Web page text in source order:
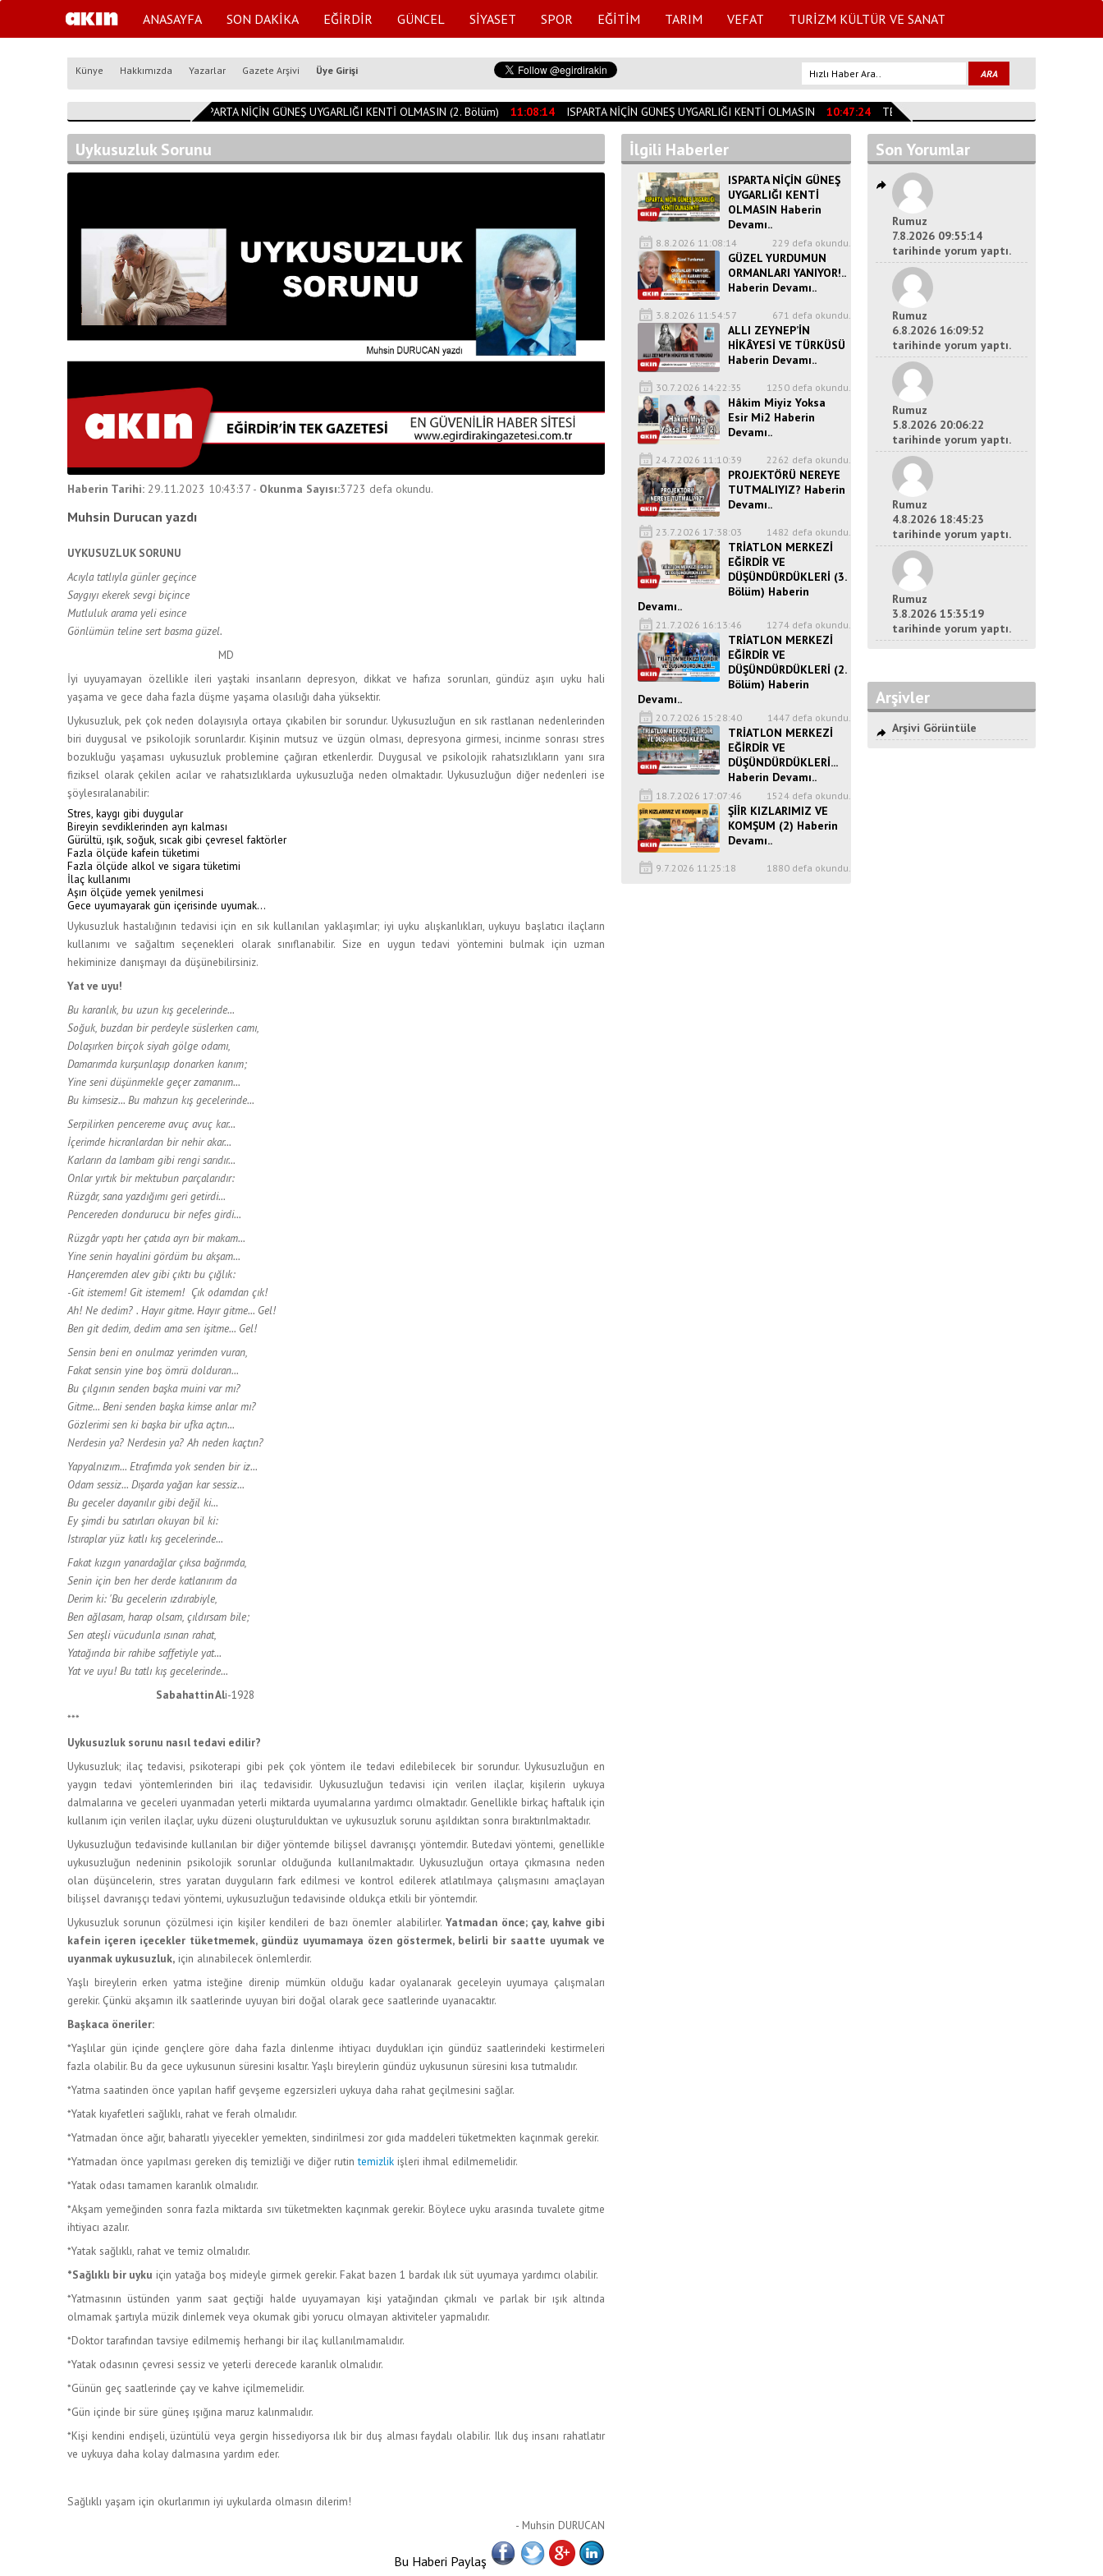
ANASAYFA SON DAKİKA EĞİRDİR GÜNCEL SİYASET SPOR EĞİTİM TARIM VEFAT TURİZM KÜLTÜR VE SANAT
Künye Hakkımızda Yazarlar Gazete Arşivi Üye Girişi
ISPARTA NİÇİN GÜNEŞ UYGARLIĞI KENTİ OLMASIN (2. Bölüm) 11:08:14 ISPARTA NİÇİN GÜNEŞ UYGARLIĞI KENTİ OLMASIN 10:47:24 TESLİME TAŞAN VEFAT ETTİ
Uykusuzluk Sorunu
Haberin Tarihi: 29.11.2023 10:43:37 - Okunma Sayısı:3723 defa okundu.
Muhsin Durucan yazdı
UYKUSUZLUK SORUNU
Acıyla tatlıyla günler geçince
Saygıyı ekerek sevgi biçince
Mutluluk arama yeli esince
Gönlümün teline sert basma güzel.
MD
İyi uyuyamayan özellikle ileri yaştaki insanların depresyon, dikkat ve hafıza sorunları, gündüz aşırı uyku hali
yaşama ve gece daha fazla düşme yaşama olasılığı daha yüksektir.
Uykusuzluk, pek çok neden dolayısıyla ortaya çıkabilen bir sorundur. Uykusuzluğun en sık rastlanan nedenlerinden
biri duygusal ve psikolojik sorunlardır. Kişinin mutsuz ve üzgün olması, depresyona girmesi, incinme sonrası stres
bozukluğu yaşaması uykusuzluk problemine çağıran etkenlerdir. Duygusal ve psikolojik rahatsızlıkların yanı sıra
fiziksel olarak çekilen acılar ve rahatsızlıklarda uykusuzluğa neden olmaktadır. Uykusuzluğun diğer nedenleri ise
şöylesıralanabilir:
Stres, kaygı gibi duygular
Bireyin sevdiklerinden ayrı kalması
Gürültü, ışık, soğuk, sıcak gibi çevresel faktörler
Fazla ölçüde kafein tüketimi
Fazla ölçüde alkol ve sigara tüketimi
İlaç kullanımı
Aşırı ölçüde yemek yenilmesi
Gece uyumayarak gün içerisinde uyumak…
Uykusuzluk hastalığının tedavisi için en sık kullanılan yaklaşımlar; iyi uyku alışkanlıkları, uykuyu başlatıcı ilaçların
kullanımı ve sağaltım seçenekleri olarak sınıflanabilir. Size en uygun tedavi yöntemini bulmak için uzman
hekiminize danışmayı da düşünebilirsiniz.
Yat ve uyu!
Bu karanlık, bu uzun kış gecelerinde...
Soğuk, buzdan bir perdeyle süslerken camı,
Dolaşırken birçok siyah gölge odamı,
Damarımda kurşunlaşıp donarken kanım;
Yine seni düşünmekle geçer zamanım...
Bu kimsesiz... Bu mahzun kış gecelerinde...
Serpilirken pencereme avuç avuç kar...
İçerimde hicranlardan bir nehir akar...
Karların da lambam gibi rengi sarıdır...
Onlar yırtık bir mektubun parçalarıdır:
Rüzgâr, sana yazdığımı geri getirdi...
Pencereden dondurucu bir nefes girdi...
Rüzgâr yaptı her çatıda ayrı bir makam...
Yine senin hayalini gördüm bu akşam...
Hançeremden alev gibi çıktı bu çığlık:
-Git istemem! Git istemem! Çık odamdan çık!
Ah! Ne dedim? . Hayır gitme. Hayır gitme... Gel!
Ben git dedim, dedim ama sen işitme... Gel!
Sensin beni en onulmaz yerimden vuran,
Fakat sensin yine boş ömrü dolduran...
Bu çılgının senden başka muini var mı?
Gitme... Beni senden başka kimse anlar mı?
Gözlerimi sen ki başka bir ufka açtın...
Nerdesin ya? Nerdesin ya? Ah neden kaçtın?
Yapyalnızım... Etrafımda yok senden bir iz...
Odam sessiz... Dışarda yağan kar sessiz...
Bu geceler dayanılır gibi değil ki...
Ey şimdi bu satırları okuyan bil ki:
Istıraplar yüz katlı kış gecelerinde...
Fakat kızgın yanardağlar çıksa bağrımda,
Senin için ben her derde katlanırım da
Derim ki: 'Bu gecelerin ızdırabiyle,
Ben ağlasam, harap olsam, çıldırsam bile;
Sen ateşli vücudunla ısınan rahat,
Yatağında bir rahibe saffetiyle yat...
Yat ve uyu! Bu tatlı kış gecelerinde...
Sabahattin Ali-1928
***
Uykusuzluk sorunu nasıl tedavi edilir?
Uykusuzluk; ilaç tedavisi, psikoterapi gibi pek çok yöntem ile tedavi edilebilecek bir sorundur. Uykusuzluğun en
yaygın tedavi yöntemlerinden biri ilaç tedavisidir. Uykusuzluğun tedavisi için verilen ilaçlar, kişilerin uykuya
dalmalarına ve geceleri uyanmadan yeterli miktarda uyumalarına yardımcı olmaktadır. Genellikle birkaç haftalık için
kullanım için verilen ilaçlar, uyku düzeni oluşturulduktan ve uykusuzluk sorunu aşıldıktan sonra bıraktırılmaktadır.
Uykusuzluğun tedavisinde kullanılan bir diğer yöntemde bilişsel davranışçı yöntemdir. Butedavi yöntemi, genellikle
uykusuzluğun nedeninin psikolojik sorunlar olduğunda kullanılmaktadır. Uykusuzluğun ortaya çıkmasına neden
olan düşüncelerin, stres yaratan duyguların fark edilmesi ve kontrol edilerek atlatılmaya çalışmasını amaçlayan
bilişsel davranışçı tedavi yöntemi, uykusuzluğun tedavisinde oldukça etkili bir yöntemdir.
Uykusuzluk sorunun çözülmesi için kişiler kendileri de bazı önemler alabilirler.Yatmadan önce; çay, kahve gibi
kafein içeren içecekler tüketmemek, gündüz uyumamaya özen göstermek, belirli bir saatte uyumak ve
uyanmak uykusuzluk, için alınabilecek önlemlerdir.
Yaşlı bireylerin erken yatma isteğine direnip mümkün olduğu kadar oyalanarak geceleyin uyumaya çalışmaları
gerekir. Çünkü akşamın ilk saatlerinde uyuyan biri doğal olarak gece saatlerinde uyanacaktır.
Başkaca öneriler:
*Yaşlılar gün içinde gençlere göre daha fazla dinlenme ihtiyacı duydukları için gündüz saatlerindeki kestirmeleri
fazla olabilir. Bu da gece uykusunun süresini kısaltır. Yaşlı bireylerin gündüz uykusunun süresini kısa tutmalıdır.
*Yatma saatinden önce yapılan hafif gevşeme egzersizleri uykuya daha rahat geçilmesini sağlar.
*Yatak kıyafetleri sağlıklı, rahat ve ferah olmalıdır.
*Yatmadan önce ağır, baharatlı yiyecekler yemekten, sindirilmesi zor gıda maddeleri tüketmekten kaçınmak gerekir.
*Yatmadan önce yapılması gereken diş temizliği ve diğer rutintemizlik işleri ihmal edilmemelidir.
*Yatak odası tamamen karanlık olmalıdır.
*Akşam yemeğinden sonra fazla miktarda sıvı tüketmekten kaçınmak gerekir. Böylece uyku arasında tuvalete gitme
ihtiyacı azalır.
*Yatak sağlıklı, rahat ve temiz olmalıdır.
*Sağlıklı bir uyku için yatağa boş mideyle girmek gerekir. Fakat bazen 1 bardak ılık süt uyumaya yardımcı olabilir.
*Yatmasının üstünden yarım saat geçtiği halde uyuyamayan kişi yatağından çıkmalı ve parlak bir ışık altında
olmamak şartıyla müzik dinlemek veya okumak gibi yorucu olmayan aktiviteler yapmalıdır.
*Doktor tarafından tavsiye edilmemiş herhangi bir ilaç kullanılmamalıdır.
*Yatak odasının çevresi sessiz ve yeterli derecede karanlık olmalıdır.
*Günün geç saatlerinde çay ve kahve içilmemelidir.
*Gün içinde bir süre güneş ışığına maruz kalınmalıdır.
*Kişi kendini endişeli, üzüntülü veya gergin hissediyorsa ılık bir duş alması faydalı olabilir. Ilık duş insanı rahatlatır
ve uykuya daha kolay dalmasına yardım eder.
Sağlıklı yaşam için okurlarımın iyi uykularda olmasın dilerim!
- Muhsin DURUCAN
Bu Haberi Paylaş
İlgili Haberler
ISPARTA NİÇİN GÜNEŞ
UYGARLIĞI KENTİ
OLMASIN Haberin
Devamı..
8.8.2026 11:08:14 229 defa okundu.
GÜZEL YURDUMUN
ORMANLARI YANIYOR!..
Haberin Devamı..
3.8.2026 11:54:57 671 defa okundu.
ALLI ZEYNEP’İN
HİKÂYESİ VE TÜRKÜSÜ
Haberin Devamı..
30.7.2026 14:22:35 1250 defa okundu.
Hâkim Miyiz Yoksa
Esir Mi2 Haberin
Devamı..
24.7.2026 11:10:39 2262 defa okundu.
PROJEKTÖRÜ NEREYE
TUTMALIYIZ? Haberin
Devamı..
23.7.2026 17:38:03 1482 defa okundu.
TRİATLON MERKEZİ
EĞİRDİR VE
DÜŞÜNDÜRDÜKLERİ (3.
Bölüm) Haberin
Devamı..
21.7.2026 16:13:46 1274 defa okundu.
TRİATLON MERKEZİ
EĞİRDİR VE
DÜŞÜNDÜRDÜKLERİ (2.
Bölüm) Haberin
Devamı..
20.7.2026 15:28:40 1447 defa okundu.
TRİATLON MERKEZİ
EĞİRDİR VE
DÜŞÜNDÜRDÜKLERİ...
Haberin Devamı..
18.7.2026 17:07:46 1524 defa okundu.
ŞİİR KIZLARIMIZ VE
KOMŞUM (2) Haberin
Devamı..
9.7.2026 11:25:18 1880 defa okundu.
Son Yorumlar
Rumuz
7.8.2026 09:55:14
tarihinde yorum yaptı.
Rumuz
6.8.2026 16:09:52
tarihinde yorum yaptı.
Rumuz
5.8.2026 20:06:22
tarihinde yorum yaptı.
Rumuz
4.8.2026 18:45:23
tarihinde yorum yaptı.
Rumuz
3.8.2026 15:35:19
tarihinde yorum yaptı.
Arşivler
Arşivi Görüntüle